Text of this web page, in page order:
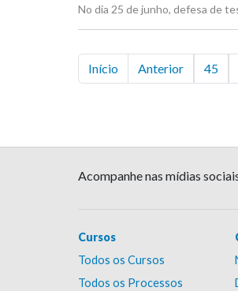
No dia 25 de junho, defesa de
Início Anterior 45
Acompanhe nas mídias
Cursos
Todos os Cursos
Todos os Processos